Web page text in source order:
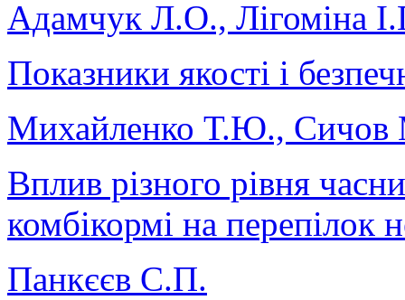
Адамчук Л.О., Лігоміна
Показники якості і
Михайленко Т.Ю.,
Вплив різного рівня
комбікормі на перепілок
Панкєєв С.П.